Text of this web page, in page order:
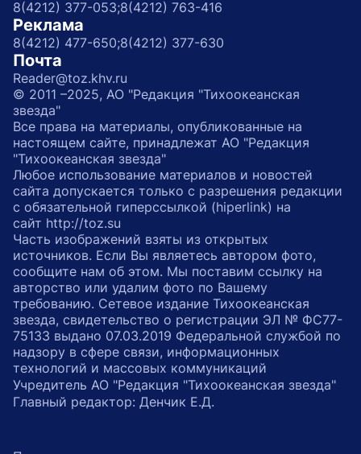
8(4212) 377-053;8(4212) 763-416
Реклама
8(4212) 477-650;8(4212) 377-630
Почта
Reader@toz.khv.ru
© 2011 –2025, АО "Редакция "Тихоокеанская
звезда"
Все права на материалы, опубликованные на
настоящем сайте, принадлежат АО "Редакция
"Тихоокеанская звезда"
Любое использование материалов и новостей
сайта допускается только с разрешения редакции
с обязательной гиперссылкой (hiperlink) на
сайт http://toz.su
Часть изображений взяты из открытых
источников. Если Вы являетесь автором фото,
сообщите нам об этом. Мы поставим ссылку на
авторство или удалим фото по Вашему
требованию. Сетевое издание Тихоокеанская
звезда, свидетельство о регистрации ЭЛ № ФС77-
75133 выдано 07.03.2019 Федеральной службой по
надзору в сфере связи, информационных
технологий и массовых коммуникаций
Учредитель АО "Редакция "Тихоокеанская звезда"
Главный редактор: Денчик Е.Д.